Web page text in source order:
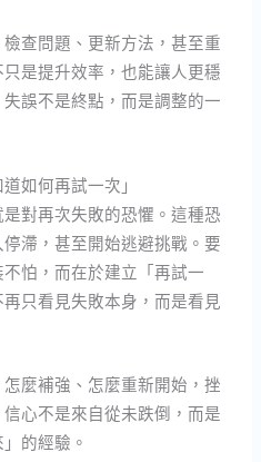
查問題、更新方法，甚至重
是提升效率，也能讓人更穩
誤不是終點，而是調整的一
如何再試一次」
對再次失敗的恐懼。這種恐
滯，甚至開始逃避挑戰。要
怕，而在於建立「再試一
只看見失敗本身，而是看見
麼補強、怎麼重新開始，挫
心不是來自從未跌倒，而是
的經驗。